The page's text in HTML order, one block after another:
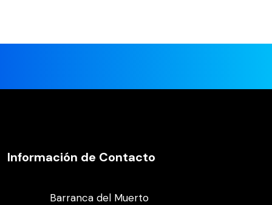
Información de Contacto
Barranca del Muerto